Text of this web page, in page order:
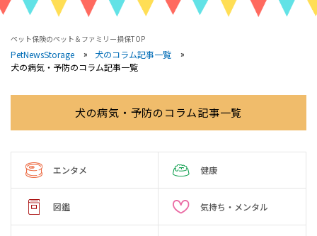
ペット保険のペット＆ファミリー損保TOP
PetNewsStorage
犬のコラム記事一覧
犬の病気・予防のコラム記事一覧
犬の病気・予防のコラム記事一覧
エンタメ 健康
図鑑 気持ち・メンタル